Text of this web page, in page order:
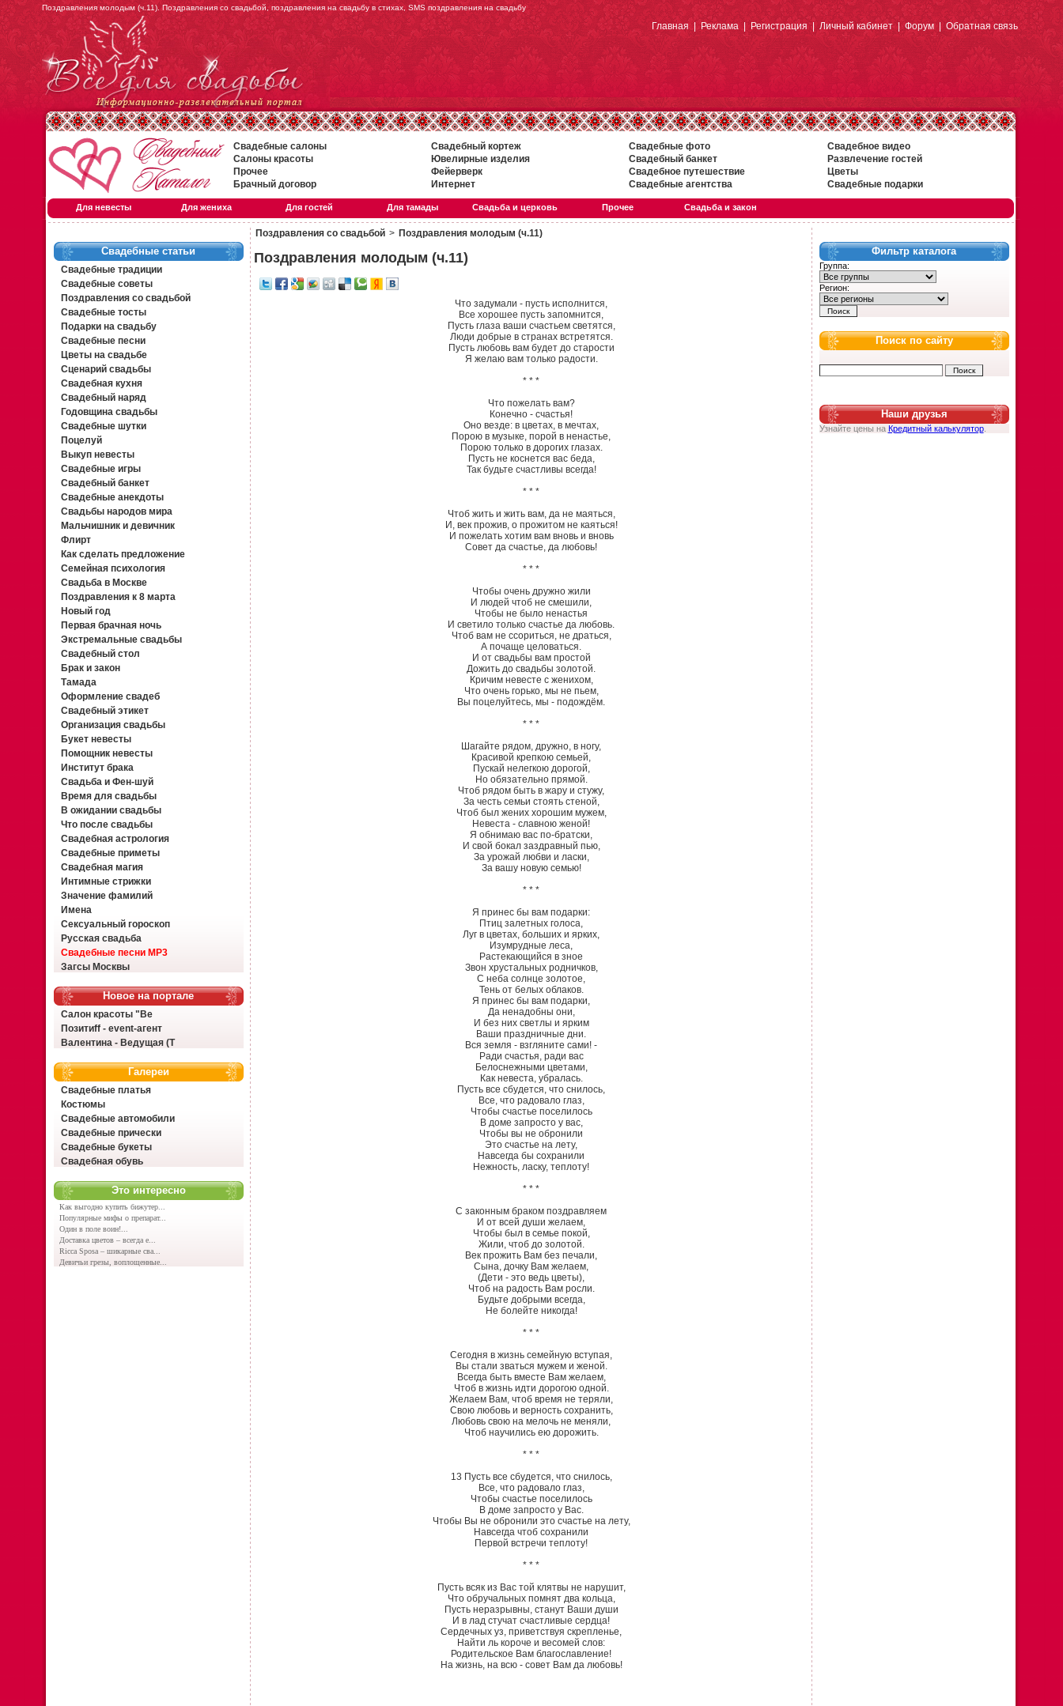
Поздравления молодым (ч.11). Поздравления со свадьбой, поздравления на свадьбу в стихах, SMS поздравления на свадьбу
Главная|Реклама|Регистрация| Личный кабинет|Форум| Обратная связь
Свадебные салоны Свадебный кортеж Свадебные фото
Свадебное видео
Салоны красоты
Ювелирные изделия Свадебный банкет
Развлечение гостей
Прочее
Фейерверк Свадебное путешествие
Цветы
Брачный договор
Интернет Свадебные агентства Свадебные подарки
Для невесты Для жениха Для гостей Для тамады Свадьба и церковь Прочее Свадьба и закон
Свадебные статьи
Свадебные традиции
Свадебные советы
Поздравления со свадьбой
Свадебные тосты
Подарки на свадьбу
Свадебные песни
Цветы на свадьбе
Сценарий свадьбы
Свадебная кухня
Свадебный наряд
Годовщина свадьбы
Свадебные шутки
Поцелуй
Выкуп невесты
Свадебные игры
Свадебный банкет
Свадебные анекдоты
Свадьбы народов мира
Мальчишник и девичник
Флирт
Как сделать предложение
Семейная психология
Свадьба в Москве
Поздравления к 8 марта
Новый год
Первая брачная ночь
Экстремальные свадьбы
Свадебный стол
Брак и закон
Тамада
Оформление свадеб
Свадебный этикет
Организация свадьбы
Букет невесты
Помощник невесты
Институт брака
Свадьба и Фен-шуй
Время для свадьбы
В ожидании свадьбы
Что после свадьбы
Свадебная астрология
Свадебные приметы
Свадебная магия
Интимные стрижки
Значение фамилий
Имена
Сексуальный гороскоп
Русская свадьба
Свадебные песни MP3
Загсы Москвы
Новое на портале
Салон красоты "Ве
Позитиff - event-агент
Валентина - Ведущая (Т
Галереи
Свадебные платья
Костюмы
Свадебные автомобили
Свадебные прически
Свадебные букеты
Свадебная обувь
Это интересно
Как выгодно купить бижутер...
Популярные мифы о препарат...
Один в поле воин!...
Доставка цветов – всегда е...
Ricca Sposa – шикарные сва...
Девичьи грезы, воплощенные...
Поздравления со свадьбой > Поздравления молодым (ч.11)
Поздравления молодым (ч.11)
Что задумали - пусть исполнится,
Все хорошее пусть запомнится,
Пусть глаза ваши счастьем светятся,
Люди добрые в странах встретятся.
Пусть любовь вам будет до старости
Я желаю вам только радости.
* * *
Что пожелать вам?
Конечно - счастья!
Оно везде: в цветах, в мечтах,
Порою в музыке, порой в ненастье,
Порою только в дорогих глазах.
Пусть не коснется вас беда,
Так будьте счастливы всегда!
* * *
Чтоб жить и жить вам, да не маяться,
И, век прожив, о прожитом не каяться!
И пожелать хотим вам вновь и вновь
Совет да счастье, да любовь!
* * *
Чтобы очень дружно жили
И людей чтоб не смешили,
Чтобы не было ненастья
И светило только счастье да любовь.
Чтоб вам не ссориться, не драться,
А почаще целоваться.
И от свадьбы вам простой
Дожить до свадьбы золотой.
Кричим невесте с женихом,
Что очень горько, мы не пьем,
Вы поцелуйтесь, мы - подождём.
* * *
Шагайте рядом, дружно, в ногу,
Красивой крепкою семьей,
Пускай нелегкою дорогой,
Но обязательно прямой.
Чтоб рядом быть в жару и стужу,
За честь семьи стоять стеной,
Чтоб был жених хорошим мужем,
Невеста - славною женой!
Я обнимаю вас по-братски,
И свой бокал заздравный пью,
За урожай любви и ласки,
За вашу новую семью!
* * *
Я принес бы вам подарки:
Птиц залетных голоса,
Луг в цветах, больших и ярких,
Изумрудные леса,
Растекающийся в зное
Звон хрустальных родничков,
С неба солнце золотое,
Тень от белых облаков.
Я принес бы вам подарки,
Да ненадобны они,
И без них светлы и ярким
Ваши праздничные дни.
Вся земля - взгляните сами! -
Ради счастья, ради вас
Белоснежными цветами,
Как невеста, убралась.
Пусть все сбудется, что снилось,
Все, что радовало глаз,
Чтобы счастье поселилось
В доме запросто у вас,
Чтобы вы не обронили
Это счастье на лету,
Навсегда бы сохранили
Нежность, ласку, теплоту!
* * *
С законным браком поздравляем
И от всей души желаем,
Чтобы был в семье покой,
Жили, чтоб до золотой.
Век прожить Вам без печали,
Сына, дочку Вам желаем,
(Дети - это ведь цветы),
Чтоб на радость Вам росли.
Будьте добрыми всегда,
Не болейте никогда!
* * *
Сегодня в жизнь семейную вступая,
Вы стали зваться мужем и женой.
Всегда быть вместе Вам желаем,
Чтоб в жизнь идти дорогою одной.
Желаем Вам, чтоб время не теряли,
Свою любовь и верность сохранить,
Любовь свою на мелочь не меняли,
Чтоб научились ею дорожить.
* * *
13 Пусть все сбудется, что снилось,
Все, что радовало глаз,
Чтобы счастье поселилось
В доме запросто у Вас.
Чтобы Вы не обронили это счастье на лету,
Навсегда чтоб сохранили
Первой встречи теплоту!
* * *
Пусть всяк из Вас той клятвы не нарушит,
Что обручальных помнят два кольца,
Пусть неразрывны, станут Ваши души
И в лад стучат счастливые сердца!
Сердечных уз, приветствуя скрепленье,
Найти ль короче и весомей слов:
Родительское Вам благославление!
На жизнь, на всю - совет Вам да любовь!
Фильтр каталога
Группа:
Регион:
Поиск по сайту
Наши друзья
Узнайте цены на Кредитный калькулятор.